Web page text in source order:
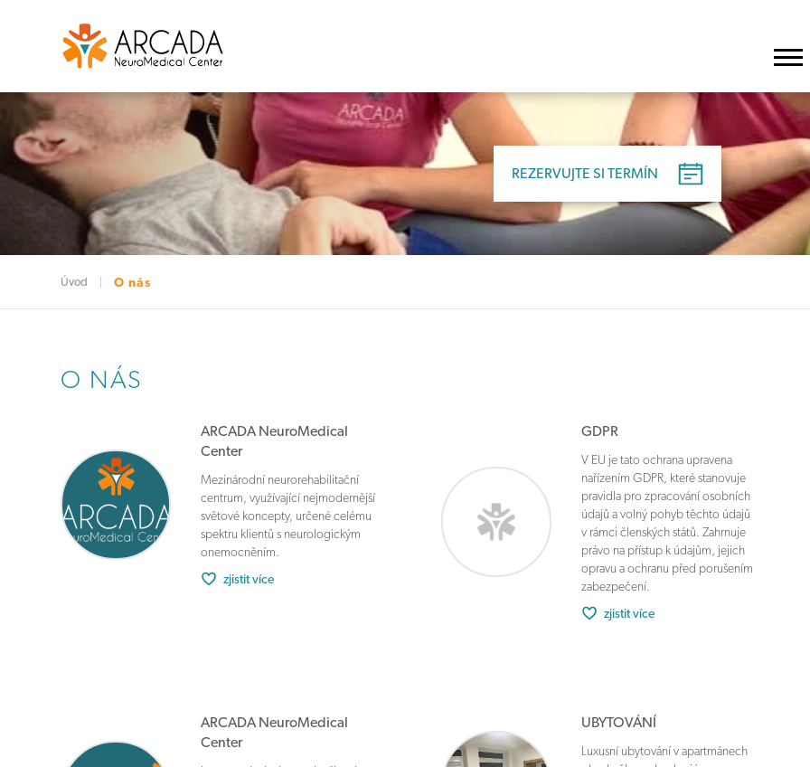
REZERVUJTE SI TERMÍN
REZERVUJTE SI TERMÍN
Úvod O nás
O NÁS
ARCADA NeuroMedical
Center
Mezinárodní neurorehabilitační
centrum, využívající nejmodernější
světové koncepty, určené celému
spektru klientů s neurologickým
onemocněním.
zjistit více
GDPR
V EU je tato ochrana upravena
nařízením GDPR, které stanovuje
pravidla pro zpracování osobních
údajů a volný pohyb těchto údajů
v rámci členských států. Zahrnuje
právo na přístup k údajům, jejich
opravu a ochranu před porušením
zabezpečení.
zjistit více
ARCADA NeuroMedical
Center
UBYTOVÁNÍ
Luxusní ubytování v apartmánech